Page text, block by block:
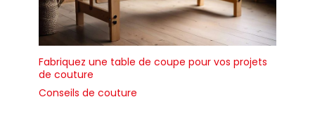
Fabriquez une table de coupe pour vos projets
de couture
Conseils de couture